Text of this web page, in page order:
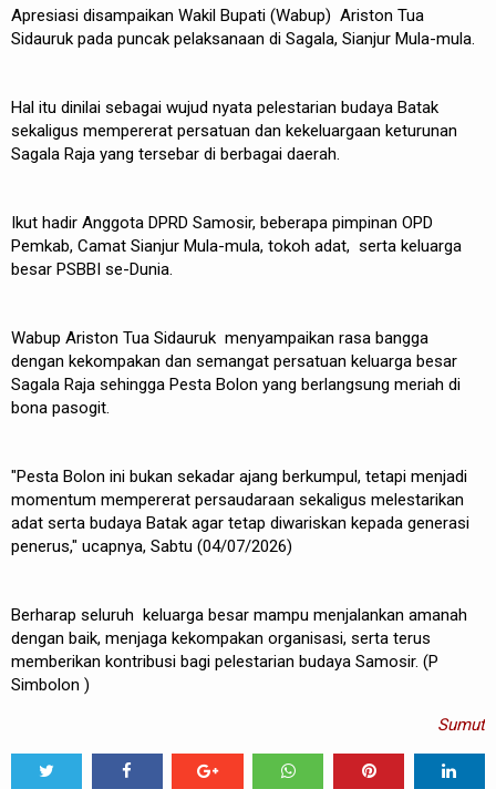
Apresiasi disampaikan Wakil Bupati (Wabup) Ariston Tua
Sidauruk pada puncak pelaksanaan di Sagala, Sianjur Mula-mula.
Hal itu dinilai sebagai wujud nyata pelestarian budaya Batak
sekaligus mempererat persatuan dan kekeluargaan keturunan
Sagala Raja yang tersebar di berbagai daerah.
Ikut hadir Anggota DPRD Samosir, beberapa pimpinan OPD
Pemkab, Camat Sianjur Mula-mula, tokoh adat, serta keluarga
besar PSBBI se-Dunia.
Wabup Ariston Tua Sidauruk menyampaikan rasa bangga
dengan kekompakan dan semangat persatuan keluarga besar
Sagala Raja sehingga Pesta Bolon yang berlangsung meriah di
bona pasogit.
"Pesta Bolon ini bukan sekadar ajang berkumpul, tetapi menjadi
momentum mempererat persaudaraan sekaligus melestarikan
adat serta budaya Batak agar tetap diwariskan kepada generasi
penerus," ucapnya, Sabtu (04/07/2026)
Berharap seluruh keluarga besar mampu menjalankan amanah
dengan baik, menjaga kekompakan organisasi, serta terus
memberikan kontribusi bagi pelestarian budaya Samosir. (P
Simbolon )
Sumut